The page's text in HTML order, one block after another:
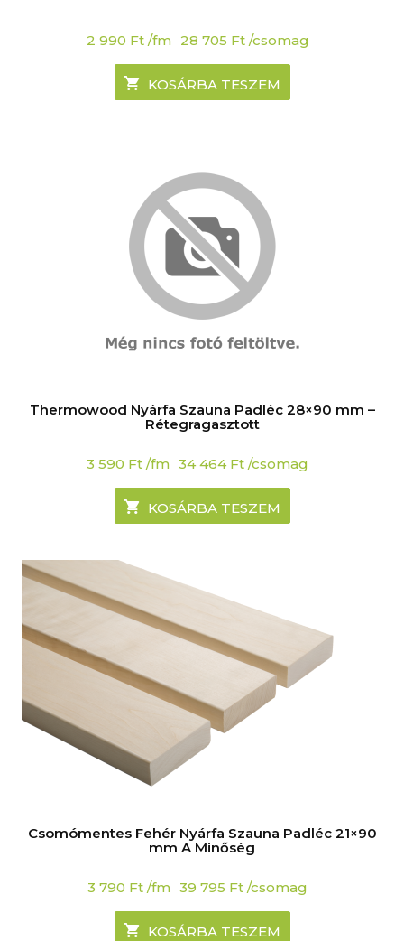
2 990 Ft /fm 28 705 Ft /csomag
KOSÁRBA TESZEM
Thermowood Nyárfa Szauna Padléc 28×90 mm –
Rétegragasztott
3 590 Ft /fm 34 464 Ft /csomag
KOSÁRBA TESZEM
Csomómentes Fehér Nyárfa Szauna Padléc 21×90
mm A Minőség
3 790 Ft /fm 39 795 Ft /csomag
KOSÁRBA TESZEM